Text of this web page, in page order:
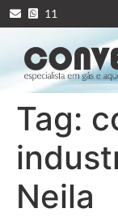
11
Tag:
Neila